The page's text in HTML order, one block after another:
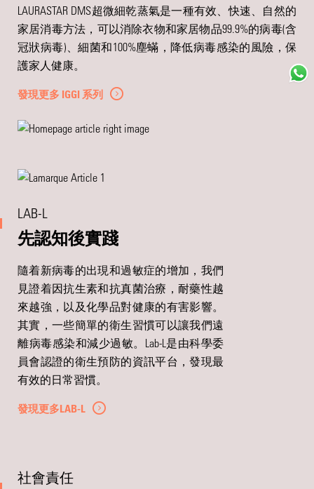
LAURASTAR DMS超微細乾蒸氣是一種有效、快速、自然的
家居消毒方法，可以消除衣物和家居物品99.9%的病毒(含
冠狀病毒)、細菌和100%塵蟎，降低病毒感染的風險，保
護家人健康。
發現更多 IGGI 系列
LAB-L
先認知後實踐
隨着新病毒的出現和過敏症的增加，我們
見證着因抗生素和抗真菌治療，耐藥性越
來越強，以及化學品對健康的有害影響。
其實，一些簡單的衛生習慣可以讓我們遠
離病毒感染和減少過敏。Lab-L是由科學委
員會認證的衛生預防的資訊平台，發現最
有效的日常習慣。
發現更多LAB-L
社會責任